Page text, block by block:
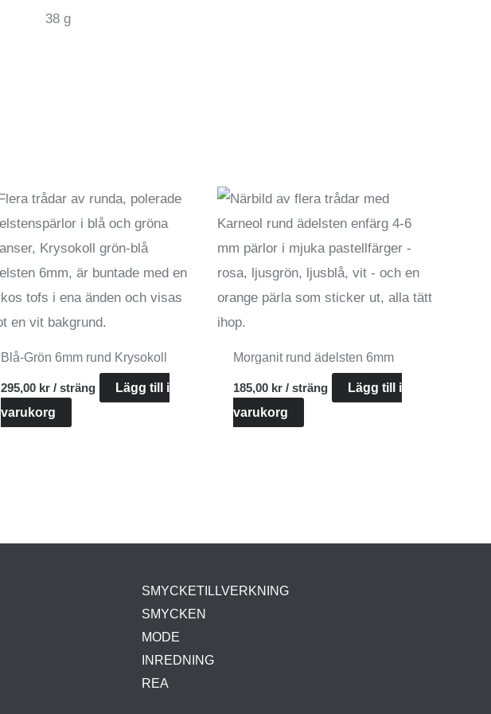
38 g
Blå-Grön 6mm rund Krysokoll
295,00 kr/ sträng
Lägg till i
varukorg
Morganit rund ädelsten 6mm
185,00 kr / sträng
Lägg till i
varukorg
SMYCKETILLVERKNING
SMYCKEN
MODE
INREDNING
REA